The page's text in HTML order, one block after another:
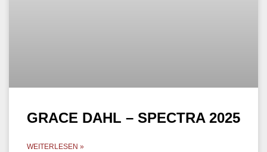
GRACE DAHL – SPECTRA 2025
WEITERLESEN »